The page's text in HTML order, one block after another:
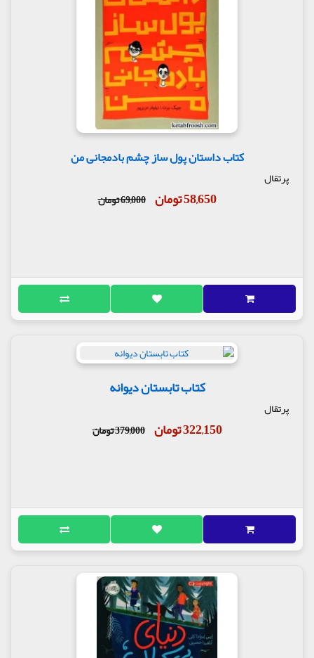
کتاب داستان پول ساز چشم بادمجانی من
پرتقال
58,650 تومان 69,000 تومان
کتاب تابستان دیوانه
پرتقال
322,150 تومان 379,000 تومان